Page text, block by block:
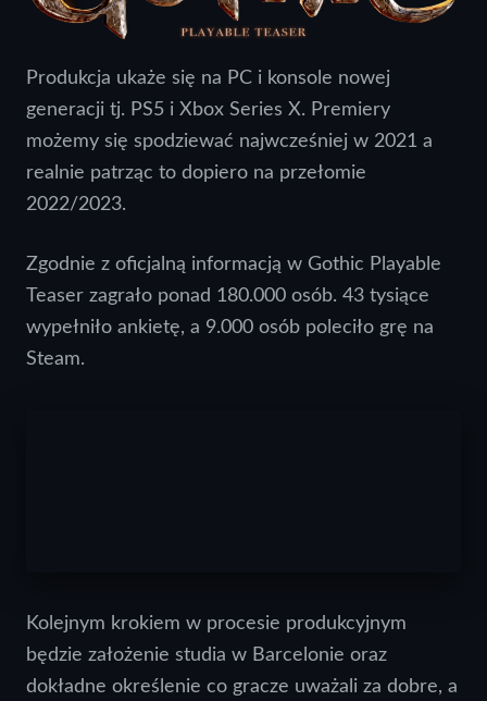
Produkcja ukaże się na PC i konsole nowej
generacji tj. PS5 i Xbox Series X. Premiery
możemy się spodziewać najwcześniej w 2021 a
realnie patrząc to dopiero na przełomie
2022/2023.
Zgodnie z oficjalną informacją w Gothic Playable
Teaser zagrało ponad 180.000 osób. 43 tysiące
wypełniło ankietę, a 9.000 osób poleciło grę na
Steam.
Kolejnym krokiem w procesie produkcyjnym
będzie założenie studia w Barcelonie oraz
dokładne określenie co gracze uważali za dobre, a